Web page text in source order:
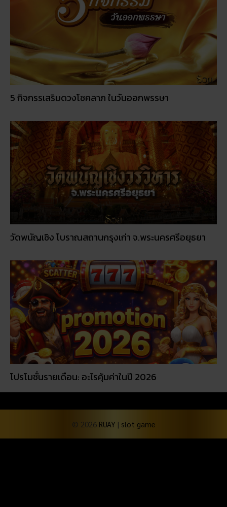
5 กิจกรรเสริมดวงโชคลาภ ในวันออกพรรษา
วัดพนัญเชิง โบราณสถานกรุงเก่า จ.พระนครศรีอยุธยา
โปรโมชั่นรายเดือน: อะไรคุ้มค่าในปี 2026
© 2026 RUAY | slot game